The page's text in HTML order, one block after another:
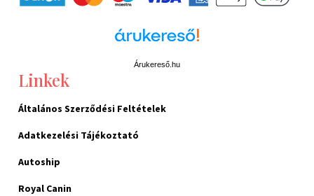
Árukereső.hu
Linkek
Általános Szerződési Feltételek
Adatkezelési Tájékoztató
Autoship
Royal Canin